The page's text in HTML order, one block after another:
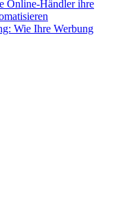
Online-Händler ihre
Wie Ihre Werbung